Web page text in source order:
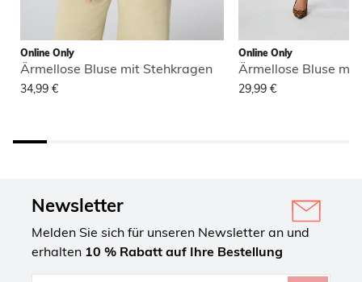
Online Only
Ärmellose Bluse mit Stehkragen
34,99 €
Online Only
Ärmellose Bluse
29,99 €
Newsletter
Melden Sie sich für unseren Newsletter an und
erhalten 10 % Rabatt auf Ihre Bestellung